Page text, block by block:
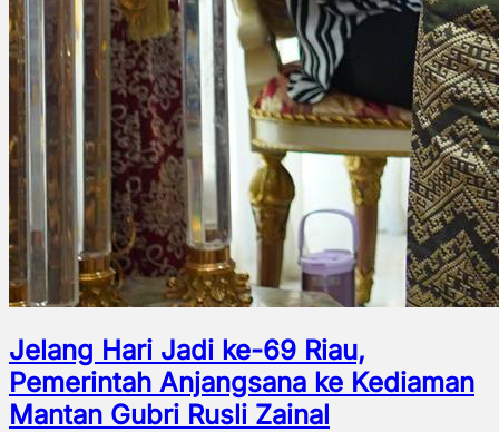
Jelang Hari Jadi ke-69 Riau,
Pemerintah Anjangsana ke Kediaman
Mantan Gubri Rusli Zainal